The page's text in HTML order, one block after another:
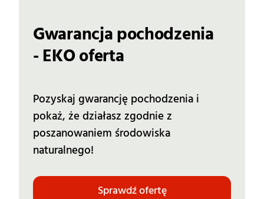
Gwarancja pochodzenia
- EKO oferta
Pozyskaj gwarancję pochodzenia i
pokaż, że działasz zgodnie z
poszanowaniem środowiska
naturalnego!
Sprawdź ofertę